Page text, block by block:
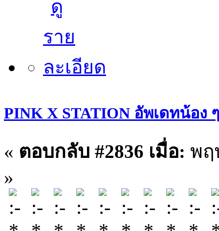
PINK X STATION อัพเดทน้อง
« ตอบกลับ #2836 เมื่อ: พฤ
»